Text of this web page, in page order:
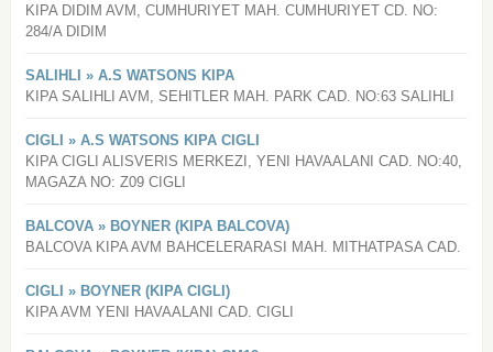
KIPA DIDIM AVM, CUMHURIYET MAH. CUMHURIYET CD. NO:
284/A DIDIM
SALIHLI » A.S WATSONS KIPA
KIPA SALIHLI AVM, SEHITLER MAH. PARK CAD. NO:63 SALIHLI
CIGLI » A.S WATSONS KIPA CIGLI
KIPA CIGLI ALISVERIS MERKEZI, YENI HAVAALANI CAD. NO:40,
MAGAZA NO: Z09 CIGLI
BALCOVA » BOYNER (KIPA BALCOVA)
BALCOVA KIPA AVM BAHCELERARASI MAH. MITHATPASA CAD.
CIGLI » BOYNER (KIPA CIGLI)
KIPA AVM YENI HAVAALANI CAD. CIGLI